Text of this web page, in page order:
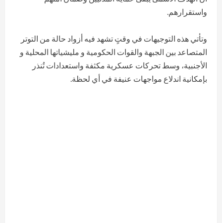
واستقرارهم.
وتأتي هذه التوجيهات في وقتٍ تشهد فيه أزواد حالة من التوتر
المتصاعد بين الجبهة والقوات الحكومية و مليشياتها المحلية و
الأجنبية، وسط تحركات عسكرية مكثفة واستعدادات تُنذر
بإمكانية اندلاع مواجهات عنيفة في أي لحظة.